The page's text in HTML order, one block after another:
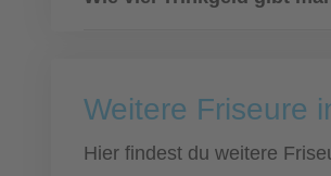
Weitere Friseure
Hier findest du weitere